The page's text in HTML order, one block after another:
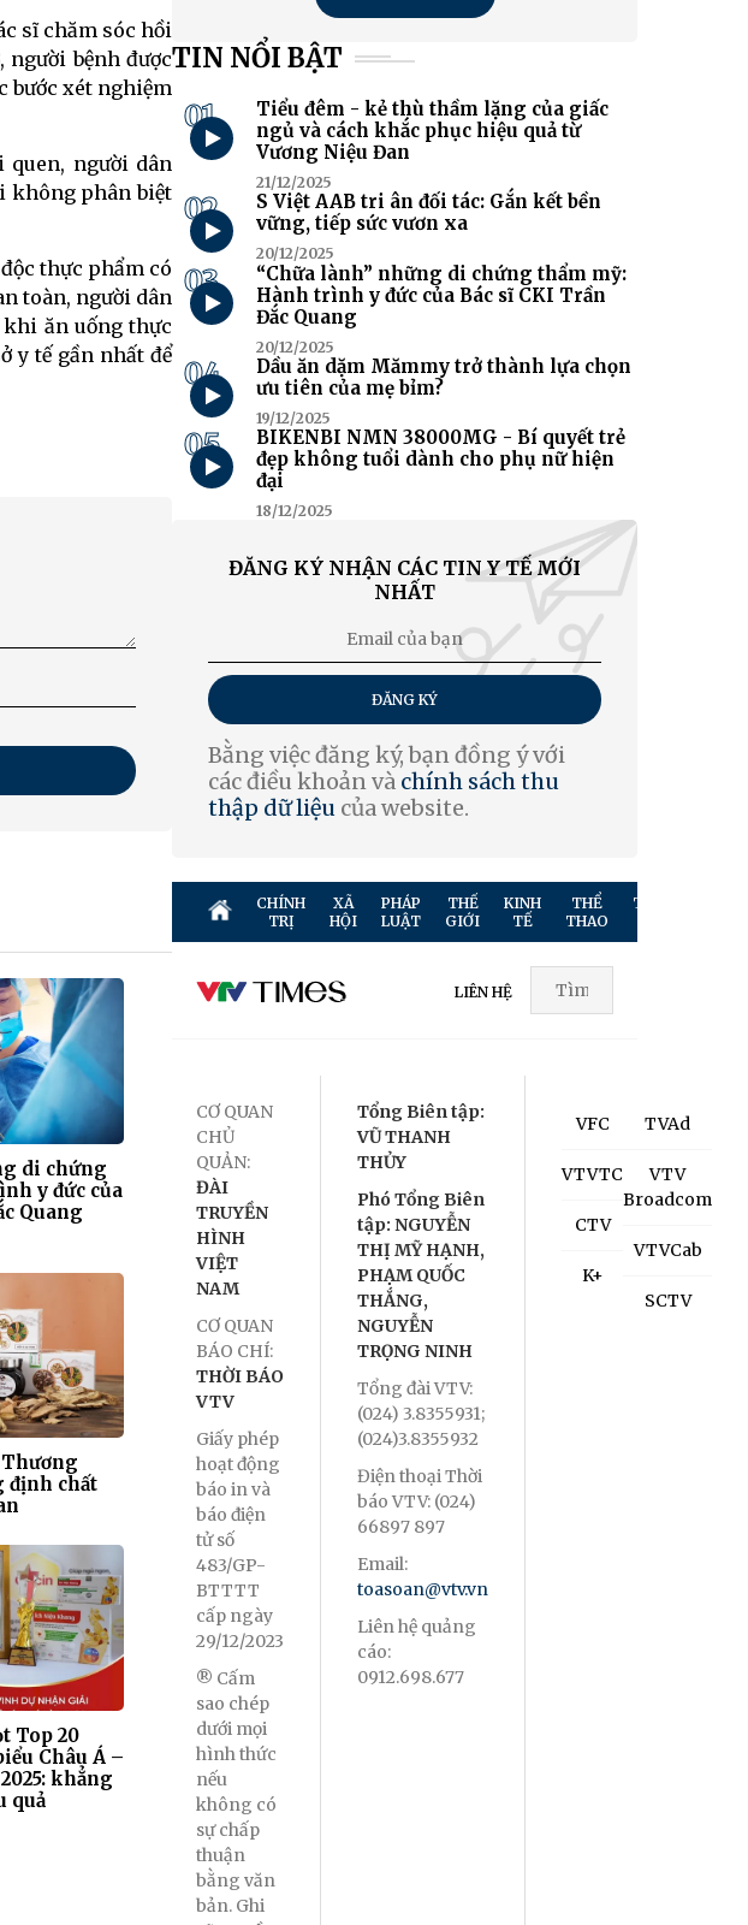
sĩ chăm sóc hồi
người bệnh được
bước xét nghiệm
người dân
không phân biệt
thực phẩm có
toàn, người dân
ăn uống thực
y tế gần nhất để
di chứng
y đức của
Quang
định chất
Top 20
Châu Á –
khẳng
quả
TIN NỔI BẬT
01
Tiểu đêm - kẻ thù thầm lặng của giấc
ngủ và cách khắc phục hiệu quả từ
Vương Niệu Đan
21/12/2025
02
S Việt AAB tri ân đối tác: Gắn kết bền
vững, tiếp sức vươn xa
20/12/2025
03
“Chữa lành” những di chứng thẩm mỹ:
Hành trình y đức của Bác sĩ CKI Trần
Đắc Quang
20/12/2025
04
Dầu ăn dặm Mămmy trở thành lựa chọn
ưu tiên của mẹ bỉm?
19/12/2025
05
BIKENBI NMN 38000MG - Bí quyết trẻ
đẹp không tuổi dành cho phụ nữ hiện
đại
18/12/2025
ĐĂNG KÝ NHẬN CÁC TIN Y TẾ MỚI
NHẤT
ĐĂNG KÝ
Bằng việc đăng ký, bạn đồng ý với
các điều khoản và chính sách thu
thập dữ liệu của website.
CHÍNH
TRỊ
XÃ
HỘI
PHÁP
LUẬT
THẾ
GIỚI
KINH
TẾ
THỂ
THAO
TRUYỀN
LIÊN HỆ
CƠ QUAN
CHỦ
QUẢN:
ĐÀI
TRUYỀN
HÌNH
VIỆT
NAM
CƠ QUAN
BÁO CHÍ:
THỜI BÁO
VTV
Giấy phép
hoạt động
báo in và
báo điện
tử số
483/GP-
BTTTT
cấp ngày
29/12/2023
® Cấm
sao chép
dưới mọi
hình thức
nếu
không có
sự chấp
thuận
bằng văn
bản. Ghi
Tổng Biên tập:
VŨ THANH
THỦY
Phó Tổng Biên
tập: NGUYỄN
THỊ MỸ HẠNH,
PHẠM QUỐC
THẮNG,
NGUYỄN
TRỌNG NINH
Tổng đài VTV:
(024) 3.8355931;
(024)3.8355932
Điện thoại Thời
báo VTV: (024)
66897 897
Email:
toasoan@vtv.vn
Liên hệ quảng
cáo:
0912.698.677
VFC
VTVTC
CTV
K+
TVAd
VTV
Broadcom
VTVCab
SCTV